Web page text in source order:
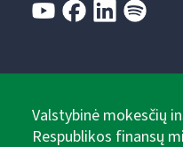
Valstybinė mokesčių
Respublikos finansų